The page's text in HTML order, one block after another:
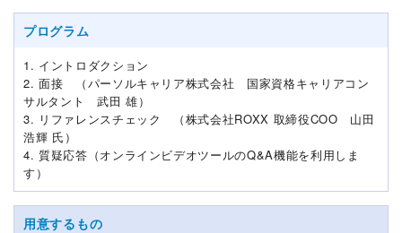
プログラム
1. イントロダクション
2. 面接 （パーソルキャリア株式会社 国家資格キャリアコン
サルタント 武田 雄）
3. リファレンスチェック （株式会社ROXX 取締役COO 山田
浩輝 氏）
4. 質疑応答（オンラインビデオツールのQ&A機能を利用しま
す）
用意するもの